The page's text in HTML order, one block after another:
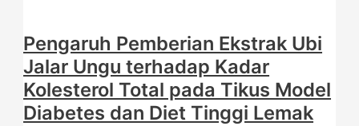
Pengaruh Pemberian Ekstrak Ubi
Jalar Ungu terhadap Kadar
Kolesterol Total pada Tikus Model
Diabetes dan Diet Tinggi Lemak